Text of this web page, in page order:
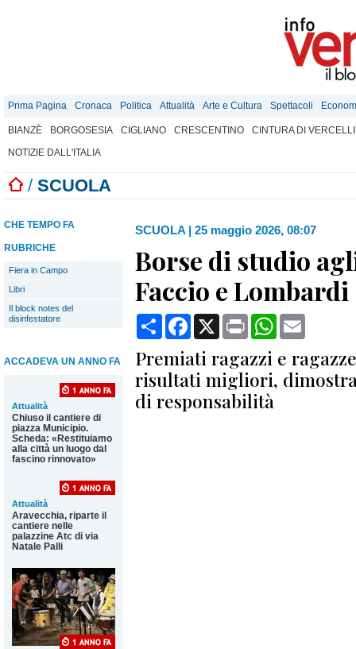
Prima Pagina Cronaca Politica Attualità Arte e Cultura Spettacoli
BIANZÈ BORGOSESIA CIGLIANO CRESCENTINO
CINTURA DI VERCELLI
NOTIZIE DALL'ITALIA
/ SCUOLA
CHE TEMPO FA
RUBRICHE
Fiera in Campo
Libri
Il block notes del
disinfestatore
ACCADEVA UN ANNO FA
Attualità
Chiuso il cantiere di
piazza Municipio.
Scheda: «Restituiamo
alla città un luogo dal
fascino rinnovato»
Attualità
Aravecchia, riparte il
cantiere nelle
palazzine Atc di via
Natale Palli
SCUOLA | 25 maggio 2026, 08:07
Borse di studio
Faccio e Lombardi
CondividiFacebook
X Print WhatsApp
Premiati ragazzi e
risultati migliori,
di responsabilità